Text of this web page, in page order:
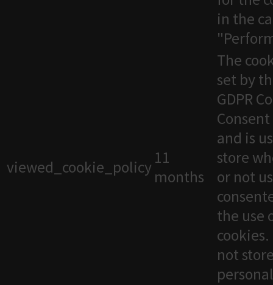
in the
viewed_cookie_policy 11
months
The
set by
GDPR
and is
store
or not
the use
not